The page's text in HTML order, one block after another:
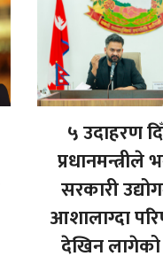
५ उदाहरण
प्रधानमन्त्रीले
सरकारी
आशालाग्दा
देखिन